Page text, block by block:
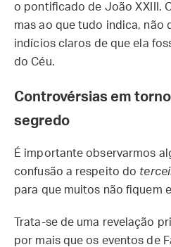
o pontificado de João XXIII.
mas ao que tudo indica, não
indícios claros de que ela
do Céu.
Controvérsias em
segredo
É importante observarmos
confusão a respeito do
para que muitos não fiquem
Trata-se de uma revelação
por mais que os eventos de